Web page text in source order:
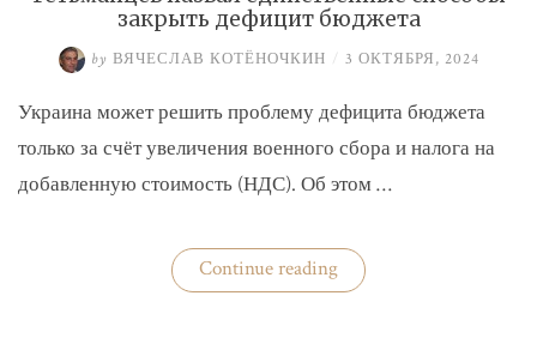
закрыть дефицит бюджета
by ВЯЧЕСЛАВ КОТЁНОЧКИН / 3 ОКТЯБРЯ, 2024
Украина может решить проблему дефицита бюджета
только за счёт увеличения военного сбора и налога на
добавленную стоимость (НДС). Об этом …
Continue reading«Гетьманцев
назвал